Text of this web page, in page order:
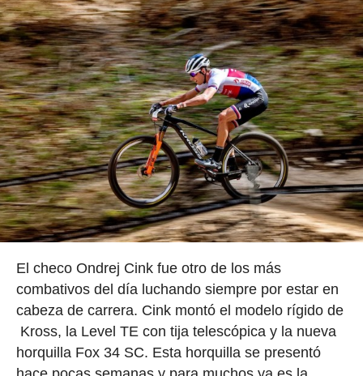
El checo Ondrej Cink fue otro de los más
combativos del día luchando siempre por estar en
cabeza de carrera. Cink montó el modelo rígido de
Kross, la Level TE con tija telescópica y la nueva
horquilla Fox 34 SC. Esta horquilla se presentó